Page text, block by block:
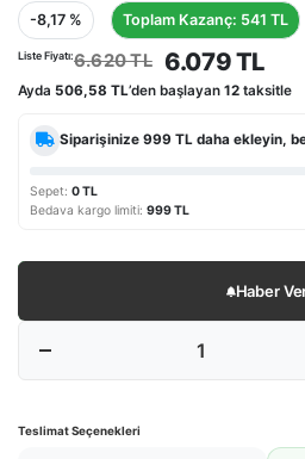
-8,17 % Toplam Kazanç: 541 TL
Liste Fiyatı:6.620 TL 6.079 TL
Ayda 506,58 TL’den başlayan 12 taksitle
Siparişinize999 TL daha ekleyin,
Sepet: 0 TL
Bedava kargo limiti: 999 TL
Haber
Teslimat Seçenekleri